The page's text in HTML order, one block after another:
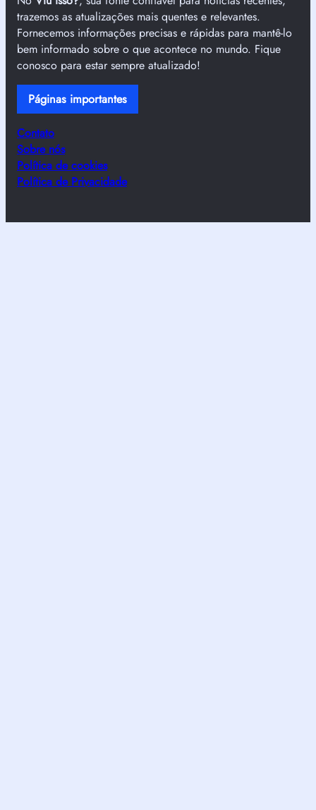
trazemos as atualizações mais quentes e relevantes.
Fornecemos informações precisas e rápidas para mantê-lo
bem informado sobre o que acontece no mundo. Fique
conosco para estar sempre atualizado!
Páginas importantes
Contato
Sobre nós
Política de cookies
Política de Privacidade